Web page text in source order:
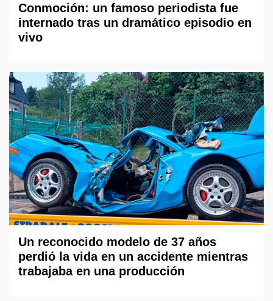
Conmoción: un famoso periodista fue
internado tras un dramático episodio en
vivo
Un reconocido modelo de 37 años
perdió la vida en un accidente mientras
trabajaba en una producción